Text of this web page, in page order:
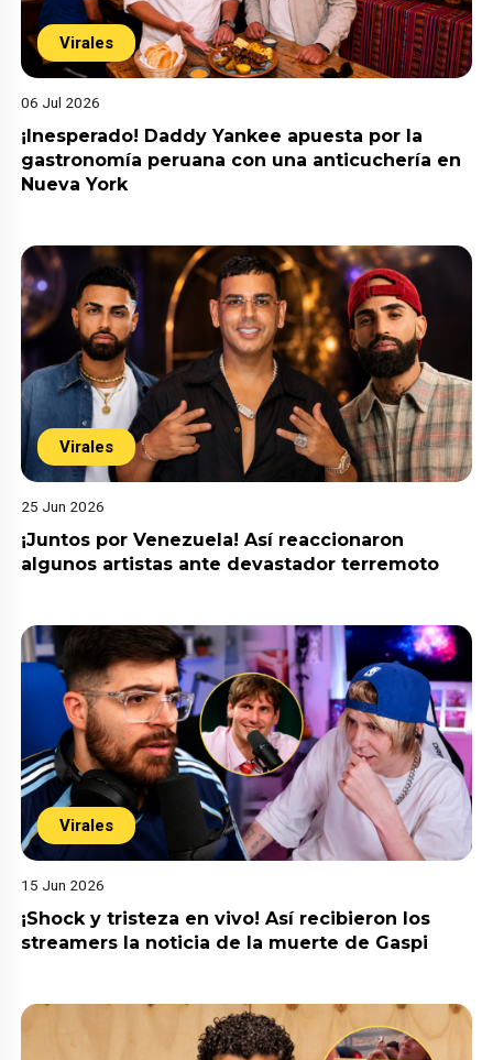
Virales
06 Jul 2026
¡Inesperado! Daddy Yankee apuesta por la
gastronomía peruana con una anticuchería en
Nueva York
Virales
25 Jun 2026
¡Juntos por Venezuela! Así reaccionaron
algunos artistas ante devastador terremoto
Virales
15 Jun 2026
¡Shock y tristeza en vivo! Así recibieron los
streamers la noticia de la muerte de Gaspi